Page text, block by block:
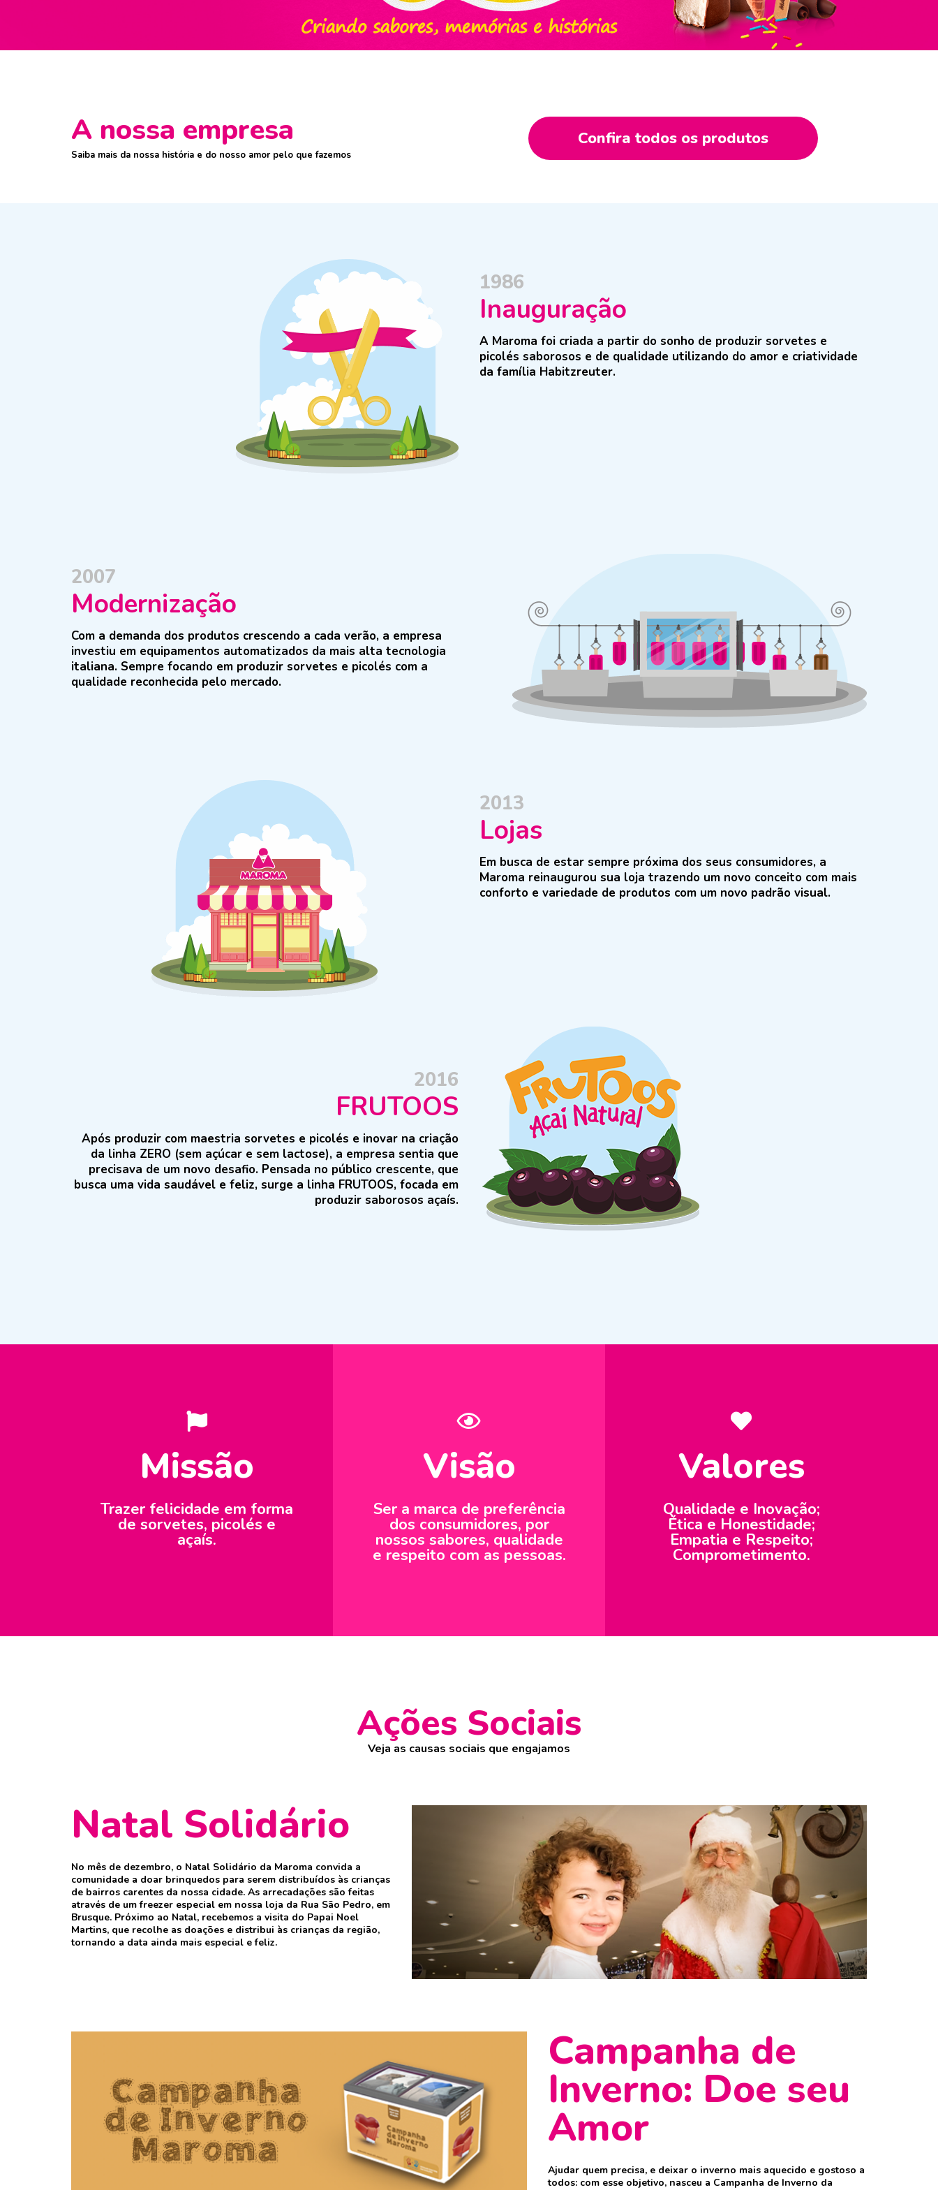
A nossa empresa
Saiba mais da nossa história e do nosso amor pelo que fazemos
Confira todos os produtos
1986
Inauguração
A Maroma foi criada a partir do sonho de produzir sorvetes e
picolés saborosos e de qualidade utilizando do amor e criatividade
da família Habitzreuter.
2007
Modernização
Com a demanda dos produtos crescendo a cada verão, a empresa
investiu em equipamentos automatizados da mais alta tecnologia
italiana. Sempre focando em produzir sorvetes e picolés com a
qualidade reconhecida pelo mercado.
2013
Lojas
Em busca de estar sempre próxima dos seus consumidores, a
Maroma reinaugurou sua loja trazendo um novo conceito com mais
conforto e variedade de produtos com um novo padrão visual.
2016
FRUTOOS
Após produzir com maestria sorvetes e picolés e inovar na criação
da linha ZERO (sem açúcar e sem lactose), a empresa sentia que
precisava de um novo desafio. Pensada no público crescente, que
busca uma vida saudável e feliz, surge a linha FRUTOOS, focada em
produzir saborosos açaís.
Missão
Trazer felicidade em forma
de sorvetes, picolés e
açaís.
Visão
Ser a marca de preferência
dos consumidores, por
nossos sabores, qualidade
e respeito com as pessoas.
Valores
Qualidade e Inovação;
Ética e Honestidade;
Empatia e Respeito;
Comprometimento.
Ações Sociais
Veja as causas sociais que engajamos
Natal Solidário
No mês de dezembro, o Natal Solidário da Maroma convida a
comunidade a doar brinquedos para serem distribuídos às crianças
de bairros carentes da nossa cidade. As arrecadações são feitas
através de um freezer especial em nossa loja da Rua São Pedro, em
Brusque. Próximo ao Natal, recebemos a visita do Papai Noel
Martins, que recolhe as doações e distribui às crianças da região,
tornando a data ainda mais especial e feliz.
Campanha de
Inverno: Doe seu
Amor
Ajudar quem precisa, e deixar o inverno mais aquecido e gostoso a
todos: com esse objetivo, nasceu a Campanha de Inverno da